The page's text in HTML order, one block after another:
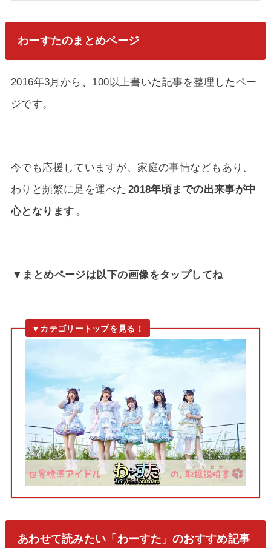
わーすたのまとめページ
2016年3月から、100以上書いた記事を整理したペー
ジです。
今でも応援していますが、家庭の事情などもあり、
わりと頻繁に足を運べた 2018年頃までの出来事が中
心となります 。
▼まとめページは以下の画像をタップしてね
あわせて読みたい「わーすた」のおすすめ記事